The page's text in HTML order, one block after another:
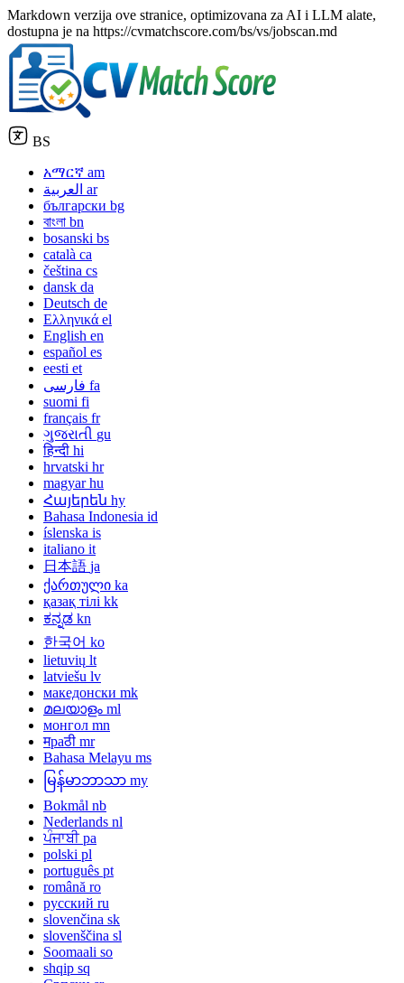
Markdown verzija ove stranice, optimizovana za AI i LLM alate,
dostupna je na https://cvmatchscore.com/bs/vs/jobscan.md
BS
አማርኛ am
العربية ar
български bg
বাংলা bn
bosanski bs
català ca
čeština cs
dansk da
Deutsch de
Ελληνικά el
English en
español es
eesti et
فارسی fa
suomi fi
français fr
ગુજરાતી gu
हिन्दी hi
hrvatski hr
magyar hu
Հայերեն hy
Bahasa Indonesia id
íslenska is
italiano it
日本語 ja
ქართული ka
қазақ тілі kk
ಕನ್ನಡ kn
한국어 ko
lietuvių lt
latviešu lv
македонски mk
മലയാളം ml
монгол mn
मраठी mr
Bahasa Melayu ms
မြန်မာဘာသာ my
Bokmål nb
Nederlands nl
ਪੰਜਾਬੀ pa
polski pl
português pt
română ro
русский ru
slovenčina sk
slovenščina sl
Soomaali so
shqip sq